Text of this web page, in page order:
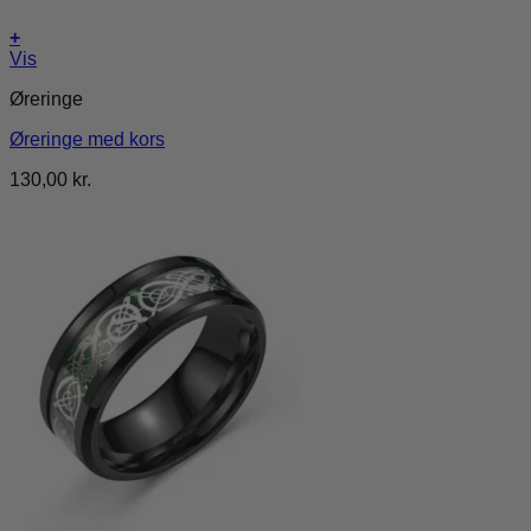
+
Vis
Øreringe
Øreringe med kors
130,00 kr.